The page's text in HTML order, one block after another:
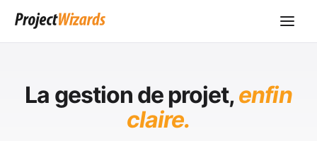
La gestion de projet,enfin
claire.